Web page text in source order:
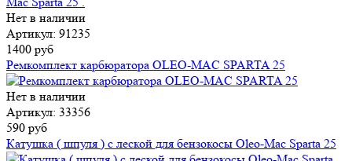
Нет в наличии
Артикул: 91235
1400 руб
Ремкомплект карбюратора OLEO-MAC SPARTA 25
Нет в наличии
Артикул: 33356
590 руб
Катушка ( шпуля ) с леской для бензокосы Oleo-Mac Sparta 25